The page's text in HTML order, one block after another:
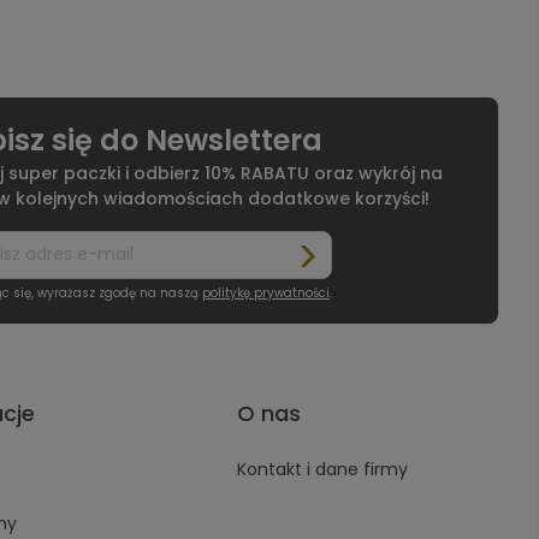
się do Newslettera
paczki i odbierz 10% RABATU oraz wykrój na
kolejnych wiadomościach dodatkowe korzyści!
się, wyrażasz zgodę na naszą politykę prywatności.
O nas
Kontakt i dane firmy